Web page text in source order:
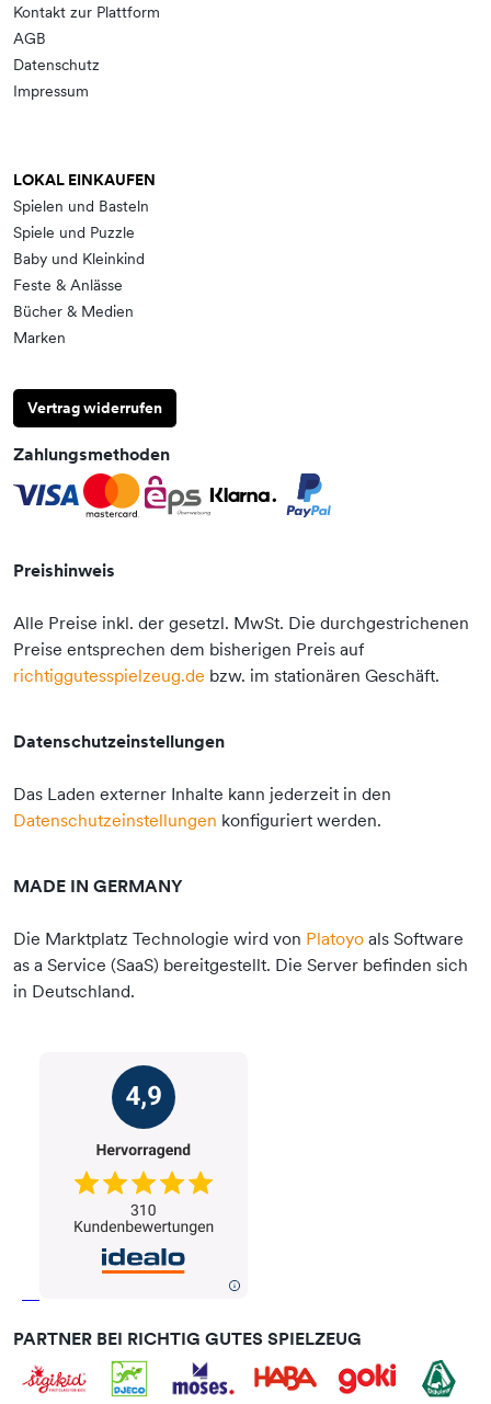
Kontakt zur Plattform
AGB
Datenschutz
Impressum
LOKAL EINKAUFEN
Spielen und Basteln
Spiele und Puzzle
Baby und Kleinkind
Feste & Anlässe
Bücher & Medien
Marken
Vertrag widerrufen
Zahlungsmethoden
Preishinweis
Alle Preise inkl. der gesetzl. MwSt. Die durchgestrichenen
Preise entsprechen dem bisherigen Preis auf
richtiggutesspielzeug.de bzw. im stationären Geschäft.
Datenschutzeinstellungen
Das Laden externer Inhalte kann jederzeit in den
Datenschutzeinstellungen konfiguriert werden.
MADE IN GERMANY
Die Marktplatz Technologie wird von Platoyo als Software
as a Service (SaaS) bereitgestellt. Die Server befinden sich
in Deutschland.
PARTNER BEI RICHTIG GUTES SPIELZEUG